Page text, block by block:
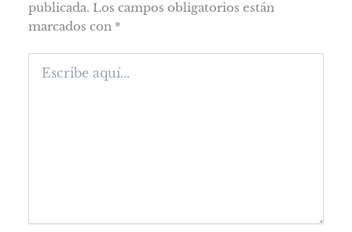
publicada. Los campos obligatorios están
marcados con *
aquí...